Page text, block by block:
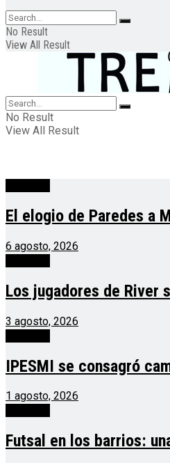
No Result
View All Result
No Result
View All Result
El elogio de Paredes a
6 agosto, 2026
Los jugadores de River
3 agosto, 2026
IPESMI se consagró
1 agosto, 2026
Futsal en los barrios: